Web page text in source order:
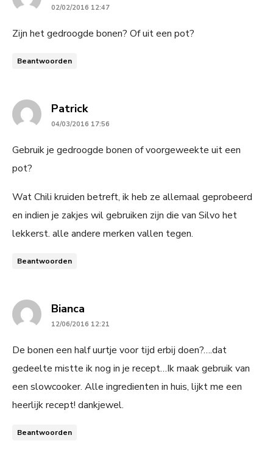
02/02/2016 12:47
Zijn het gedroogde bonen? Of uit een pot?
Beantwoorden
Patricksays:
04/03/2016 17:56
Gebruik je gedroogde bonen of voorgeweekte uit een
pot?
Wat Chili kruiden betreft, ik heb ze allemaal geprobeerd
en indien je zakjes wil gebruiken zijn die van Silvo het
lekkerst. alle andere merken vallen tegen.
Beantwoorden
Bianca
12/06/2016 12:21
De bonen een half uurtje voor tijd erbij doen?….dat
gedeelte mistte ik nog in je recept…Ik maak gebruik van
een slowcooker. Alle ingredienten in huis, lijkt me een
heerlijk recept! dankjewel.
Beantwoorden